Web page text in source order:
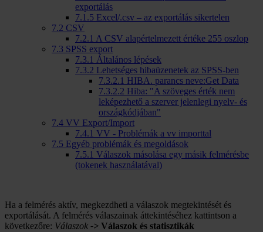
exportálás
7.1.5 Excel/.csv – az exportálás sikertelen
7.2 CSV
7.2.1 A CSV alapértelmezett értéke 255 oszlop
7.3 SPSS export
7.3.1 Általános lépések
7.3.2 Lehetséges hibaüzenetek az SPSS-ben
7.3.2.1 HIBA. parancs neve:Get Data
7.3.2.2 Hiba: "A szöveges érték nem
leképezhető a szerver jelenlegi nyelv- és
országkódjában"
7.4 VV Export/Import
7.4.1 VV - Problémák a vv importtal
7.5 Egyéb problémák és megoldások
7.5.1 Válaszok másolása egy másik felmérésbe
(tokenek használatával)
Ha a felmérés aktív, megkezdheti a válaszok megtekintését és
exportálását. A felmérés válaszainak áttekintéséhez kattintson a
következőre: Válaszok -> Válaszok és statisztikák